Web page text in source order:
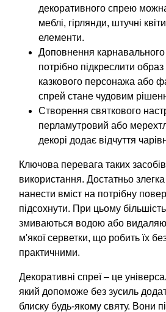
декоративного спрею
меблі, гірлянди, штучні
елементи.
Доповнення
потрібно підкреслити
казкового персонажа або
спрей стане чудовим
Створення святкового
перламутровий або
декорі додає відчуття
Ключова перевага таких
використання. Достатньо
нанести вміст на потрібну
підсохнути. При цьому
змиваються водою або
м'якої серветки, що робить їх
практичними.
Декоративні спреї – це
який допоможе без зусиль
блиску будь-якому святу. Вони